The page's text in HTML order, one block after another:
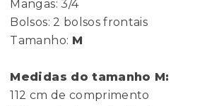
Mangas: 3/4
Bolsos: 2 bolsos frontais
Tamanho: M
Medidas do tamanho M:
112 cm de comprimento